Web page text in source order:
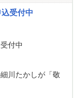
受付中
付中
川たかしが「敬